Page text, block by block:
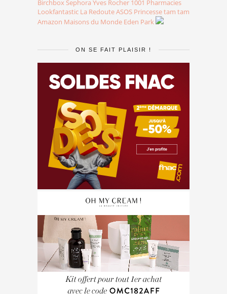
Birchbox Sephora Yves Rocher 1001 Pharmacies
Lookfantastic La RedouteASOS Princesse tam tam
Amazon Maisons du Monde Eden Park
ON SE FAIT PLAISIR !